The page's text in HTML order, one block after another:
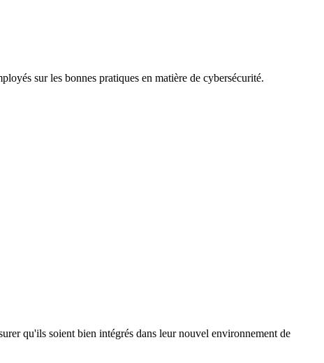
sur les bonnes pratiques en matière de cybersécurité.
qu'ils soient bien intégrés dans leur nouvel environnement de